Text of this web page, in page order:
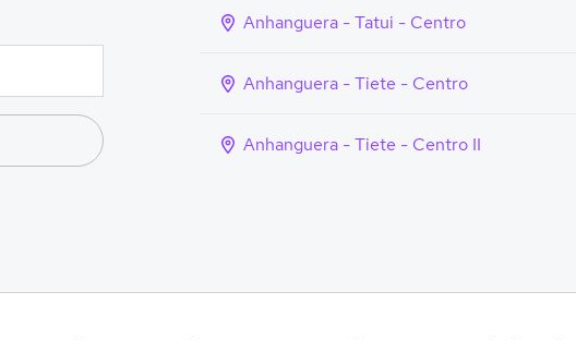
Anhanguera - Tatui - Centro
Anhanguera - Tiete - Centro
Anhanguera - Tiete - Centro II